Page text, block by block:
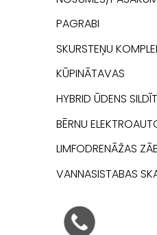
PAGRABI
SKURSTEŅU
KŪPINĀTAVAS
HYBRID ŪDENS
BĒRNU
LIMFODRENĀŽAS
VANNASISTABAS